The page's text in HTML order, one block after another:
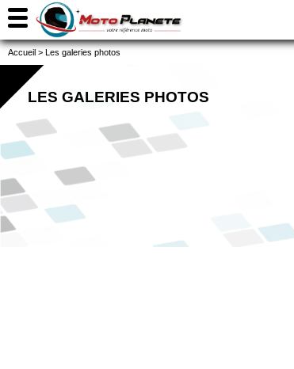
Accueil > Les galeries photos
LES GALERIES PHOTOS